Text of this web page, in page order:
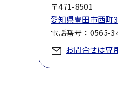
〒471-8501
愛知県豊田市西
電話番号：0565-
お問合せは専